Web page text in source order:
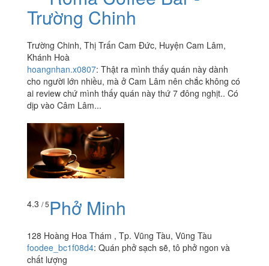
Trường Chinh
Trường Chinh, Thị Trấn Cam Đức, Huyện Cam Lâm,
Khánh Hoà
hoangnhan.x0807: Thật ra mình thấy quán này dành
cho người lớn nhiều, mà ở Cam Lâm nên chắc không có
ai review chứ mình thấy quán này thứ 7 đông nghịt.. Có
dịp vào Câm Lâm...
4.3 / 5Phở Minh
128 Hoàng Hoa Thám , Tp. Vũng Tàu, Vũng Tàu
foodee_bc1f08d4: Quán phở sạch sẽ, tô phở ngon và
chất lượng